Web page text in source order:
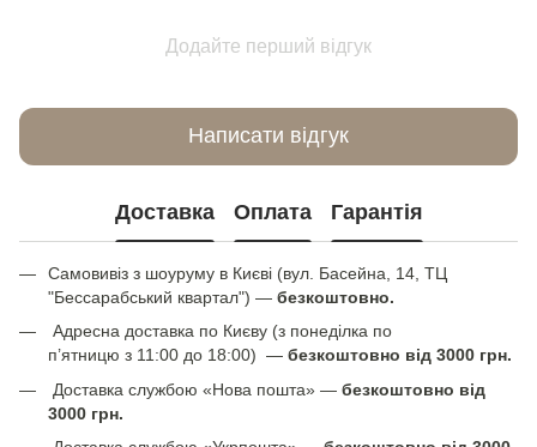
Додайте перший відгук
Написати відгук
Доставка Оплата Гарантія
Самовивіз з шоуруму в Києві (вул. Басейна, 14, ТЦ
"Бессарабський квартал") — безкоштовно.
Адресна доставка по Києву (з понеділка по
п’ятницю з 11:00 до 18:00) — безкоштовно від 3000 грн.
Доставка службою «Нова пошта» — безкоштовно від
3000 грн.